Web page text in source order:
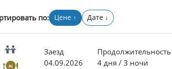
по: Цене ↑ Дате ↓
Заезд
04.09.2026
Продолжительность
4 дня / 3 ночи